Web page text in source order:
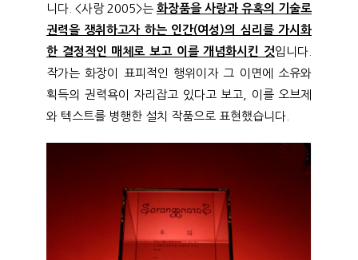
니다. <사랑 2005>는 화장품을 사랑과 유혹의 기술로
권력을 쟁취하고자 하는 인간(여성)의 심리를 가시화
한 결정적인 매체로 보고 이를 개념화시킨 것입니다.
작가는 화장이 표피적인 행위이자 그 이면에 소유와
획득의 권력욕이 자리잡고 있다고 보고, 이를 오브제
와 텍스트를 병행한 설치 작품으로 표현했습니다.